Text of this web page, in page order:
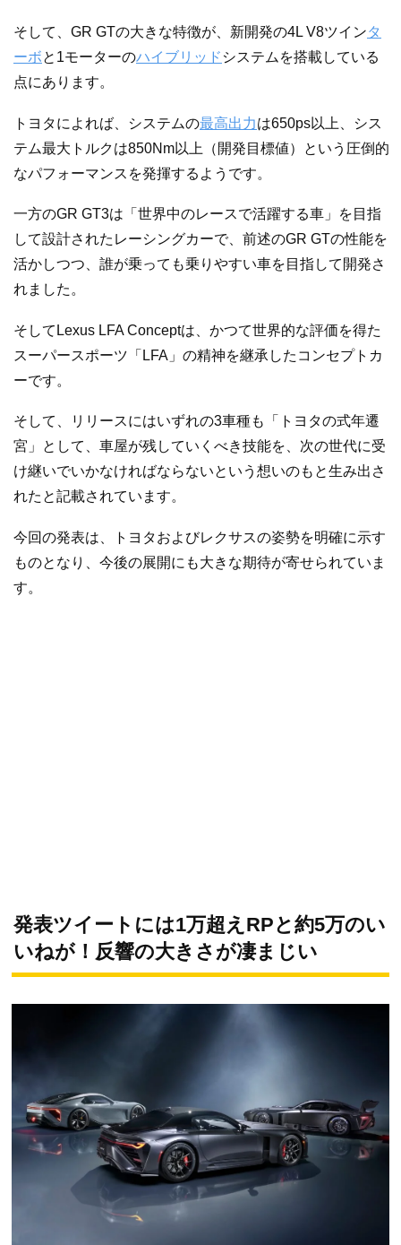
そして、GR GTの大きな特徴が、新開発の4L V8ツインタ
ーボと1モーターのハイブリッド システムを搭載している
点にあります。
トヨタによれば、システムの最高出力は650ps以上、シス
テム最大トルクは850Nm以上（開発目標値）という圧倒的
なパフォーマンスを発揮するようです。
一方のGR GT3は「世界中のレースで活躍する車」を目指
して設計されたレーシングカーで、前述のGR GTの性能を
活かしつつ、誰が乗っても乗りやすい車を目指して開発さ
れました。
そしてLexus LFA Conceptは、かつて世界的な評価を得た
スーパースポーツ「LFA」の精神を継承したコンセプトカ
ーです。
そして、リリースにはいずれの3車種も「トヨタの式年遷
宮」として、車屋が残していくべき技能を、次の世代に受
け継いでいかなければならないという想いのもと生み出さ
れたと記載されています。
今回の発表は、トヨタおよびレクサスの姿勢を明確に示す
ものとなり、今後の展開にも大きな期待が寄せられていま
す。
発表ツイートには1万超えRPと約5万のい
いねが！反響の大きさが凄まじい